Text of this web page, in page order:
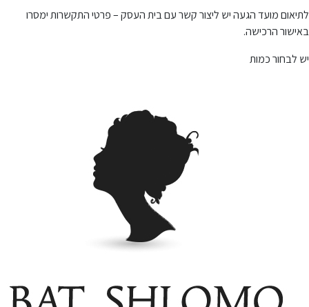
לתיאום מועד הגעה יש ליצור קשר עם בית העסק – פרטי התקשרות ימסרו
באישור הרכישה.
יש לבחור כמות